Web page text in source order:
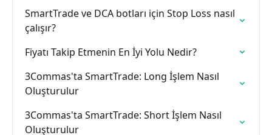
SmartTrade ve DCA botları için Stop Loss nasıl
çalışır?
Fiyatı Takip Etmenin En İyi Yolu Nedir?
3Commas'ta SmartTrade: Long İşlem Nasıl
Oluşturulur
3Commas'ta SmartTrade: Short İşlem Nasıl
Oluşturulur